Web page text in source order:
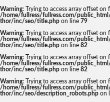
Warning: Trying to access array offset on
/home/fullress/fullress.com/
thor/inc/seo/title.php on line 79
Warning: Trying to access array offset on
/home/fullress/fullress.com/
thor/inc/seo/title.php on line 82
Warning: Trying to access array offset on
/home/fullress/fullress.com/
thor/inc/seo/title.php on line 82
Warning: Trying to access array offset on
/home/fullress/fullress.com/
thor/inc/seo/description_robots.php on